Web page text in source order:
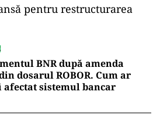
pentru restructurarea
BNR după amenda
dosarul ROBOR. Cum ar
afectat sistemul bancar